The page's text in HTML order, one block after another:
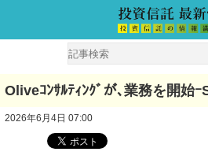
Oliveｺﾝｻﾙﾃｨﾝｸﾞが､業務を開始ｰ
2026年6月4日 07:00